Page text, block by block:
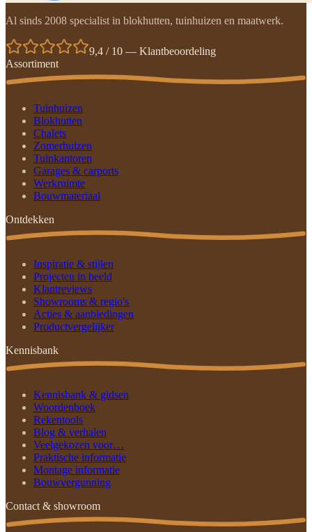
Al sinds 2008 specialist in blokhutten, tuinhuizen en maatwerk.
9,4 / 10 — Klantbeoordeling
Assortiment
Tuinhuizen
Blokhutten
Chalets
Zomerhuizen
Tuinkantoren
Garages & carports
Werkruimte
Bouwmateriaal
Ontdekken
Inspiratie & stijlen
Projecten in beeld
Klantreviews
Showrooms & regio's
Acties & aanbiedingen
Productvergelijker
Kennisbank
Kennisbank & gidsen
Woordenboek
Rekentools
Blog & verhalen
Veelgekozen voor…
Praktische informatie
Montage informatie
Bouwvergunning
Contact & showroom